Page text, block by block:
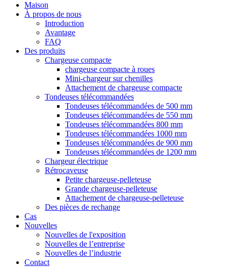
Maison
À propos de nous
Introduction
Avantage
FAQ
Des produits
Chargeuse compacte
chargeuse compacte à roues
Mini-chargeur sur chenilles
Attachement de chargeuse compacte
Tondeuses télécommandées
Tondeuses télécommandées de 500 mm
Tondeuses télécommandées de 550 mm
Tondeuses télécommandées 800 mm
Tondeuses télécommandées 1000 mm
Tondeuses télécommandées de 900 mm
Tondeuses télécommandées de 1200 mm
Chargeur électrique
Rétrocaveuse
Petite chargeuse-pelleteuse
Grande chargeuse-pelleteuse
Attachement de chargeuse-pelleteuse
Des pièces de rechange
Cas
Nouvelles
Nouvelles de l'exposition
Nouvelles de l’entreprise
Nouvelles de l’industrie
Contact